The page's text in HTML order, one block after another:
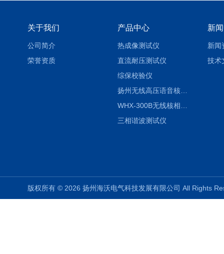
关于我们
公司简介
荣誉资质
产品中心
热成像测试仪
直流耐压测试仪
综保校验仪
扬州无线高压语音核相仪
三相谐波测试仪
新
新闻
技术
版权所有 © 2026 扬州海沃电气科技发展有限公司 All